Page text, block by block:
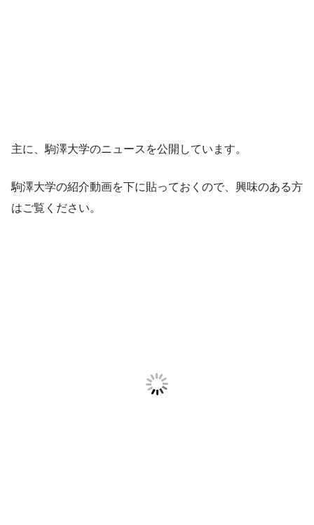
主に、駒澤大学のニュースを公開しています。
駒澤大学の紹介動画を下に貼っておくので、興味のある方
はご覧ください。